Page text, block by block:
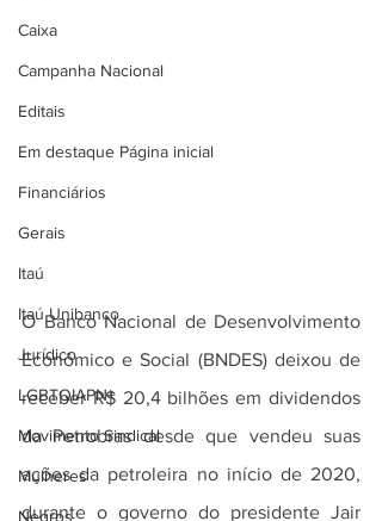
Caixa
Campanha Nacional
Editais
Em destaque Página inicial
Financiários
Gerais
Itaú
Itaú Unibanco
Jurídico
LGBTQIAPN+
Movimento Sindical
Mulheres
Negros
O Banco Nacional de Desenvolvimento
Econômico e Social (BNDES) deixou de
receber R$ 20,4 bilhões em dividendos
da Petrobras desde que vendeu suas
ações da petroleira no início de 2020,
durante o governo do presidente Jair